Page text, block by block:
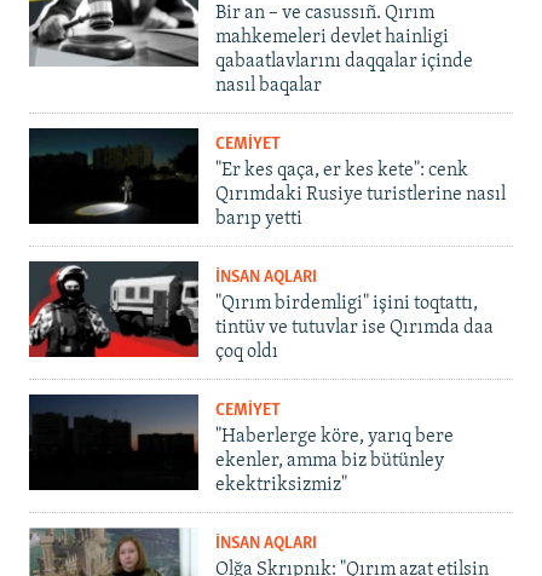
Bir an – ve casussıñ. Qırım
mahkemeleri devlet hainligi
qabaatlavlarını daqqalar içinde
nasıl baqalar
CEMİYET
"Er kes qaça, er kes kete": cenk
Qırımdaki Rusiye turistlerine nasıl
barıp yetti
İNSAN AQLARI
"Qırım birdemligi" işini toqtattı,
tintüv ve tutuvlar ise Qırımda daa
çoq oldı
CEMİYET
"Haberlerge köre, yarıq bere
ekenler, amma biz bütünley
ekektriksizmiz"
İNSAN AQLARI
Olğa Skrıpnık: "Qırım azat etilsin